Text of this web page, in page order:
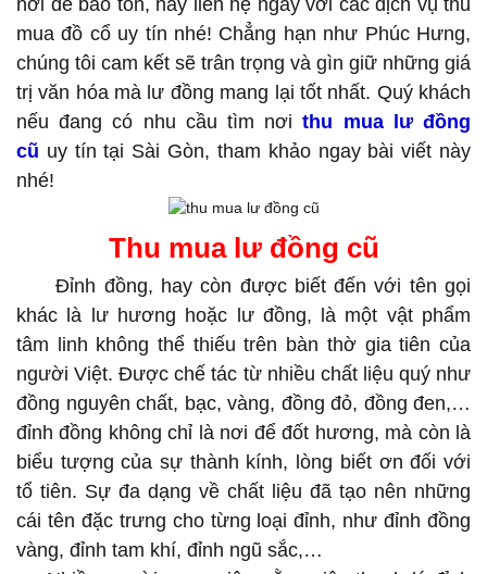
nơi để bảo tồn, hãy liên hệ ngay với các dịch vụ thu
mua đồ cổ uy tín nhé! Chẳng hạn như Phúc Hưng,
chúng tôi cam kết sẽ trân trọng và gìn giữ những giá
trị văn hóa mà lư đồng mang lại tốt nhất. Quý khách
nếu đang có nhu cầu tìm nơithu mua lư đồng
cũ uy tín tại Sài Gòn, tham khảo ngay bài viết này
nhé!
Thu mua lư đồng cũ
Đỉnh đồng, hay còn được biết đến với tên gọi
khác là lư hương hoặc lư đồng, là một vật phẩm
tâm linh không thể thiếu trên bàn thờ gia tiên của
người Việt. Được chế tác từ nhiều chất liệu quý như
đồng nguyên chất, bạc, vàng, đồng đỏ, đồng đen,…
đỉnh đồng không chỉ là nơi để đốt hương, mà còn là
biểu tượng của sự thành kính, lòng biết ơn đối với
tổ tiên. Sự đa dạng về chất liệu đã tạo nên những
cái tên đặc trưng cho từng loại đỉnh, như đỉnh đồng
vàng, đỉnh tam khí, đỉnh ngũ sắc,…